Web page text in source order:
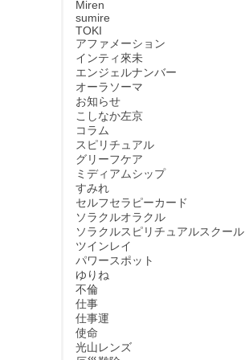
Miren
sumire
TOKI
アファメーション
インティ來未
エンジェルナンバー
オーラソーマ
お知らせ
こしなか左京
コラム
スピリチュアル
グリーフケア
ミディアムシップ
すみれ
セルフセラピーカード
ソラクルオラクル
ソラクルスピリチュアルスクール
ツインレイ
パワースポット
ゆりね
不倫
仕事
仕事運
使命
光山レンズ